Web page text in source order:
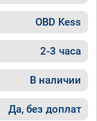
OBD Kess
2-3 часа
В наличии
Да, без доплат